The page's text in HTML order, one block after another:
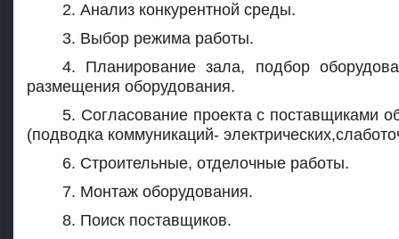
2. Анализ конкурентной среды.
3. Выбор режима работы.
4. Планирование зала, подбор
размещения оборудования.
5. Согласование проекта с поставщиками
(подводка коммуникаций-
6. Строительные, отделочные работы.
7. Монтаж оборудования.
8. Поиск поставщиков.